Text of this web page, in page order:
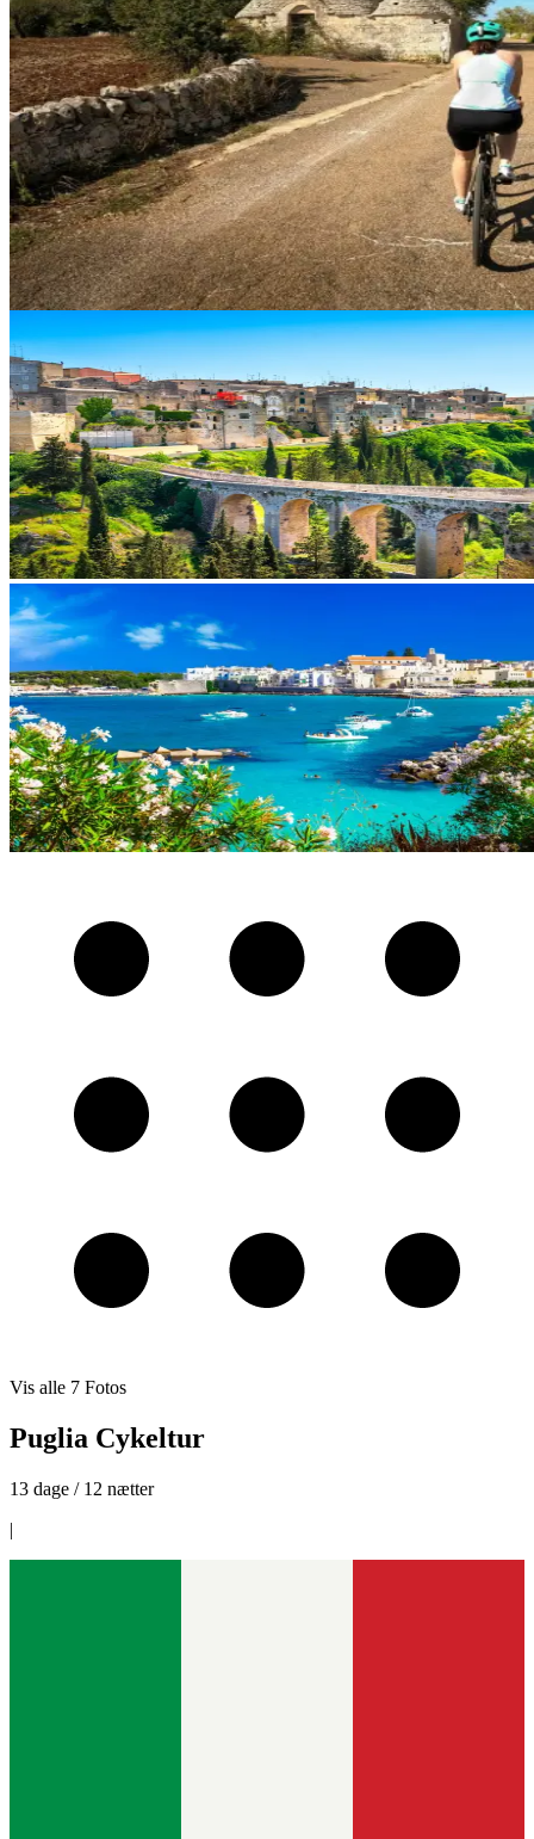
Vis alle 7 Fotos
Puglia Cykeltur
13 dage / 12 nætter
|